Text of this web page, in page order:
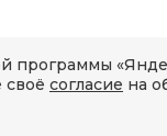
программы
своё согласие на